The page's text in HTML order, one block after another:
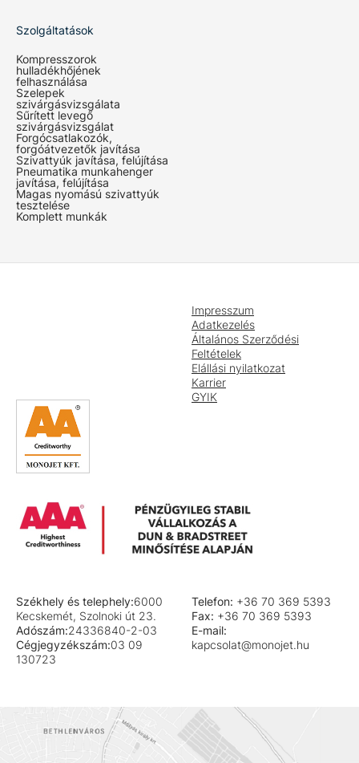
Szolgáltatások
Kompresszorok
hulladékhőjének
felhasználása
Szelepek
szivárgásvizsgálata
Sűrített levegő
szivárgásvizsgálat
Forgócsatlakozók,
forgóátvezetők javítása
Szivattyúk javítása, felújítása
Pneumatika munkahenger
javítása, felújítása
Magas nyomású szivattyúk
tesztelése
Komplett munkák
Impresszum
Adatkezelés
Általános Szerződési
Feltételek
Elállási nyilatkozat
Karrier
GYIK
Székhely és telephely:6000
Kecskemét, Szolnoki út 23.
Adószám:24336840-2-03
Cégjegyzékszám:03 09
130723
Telefon: +36 70 369 5393
Fax: +36 70 369 5393
E-mail:
kapcsolat@monojet.hu